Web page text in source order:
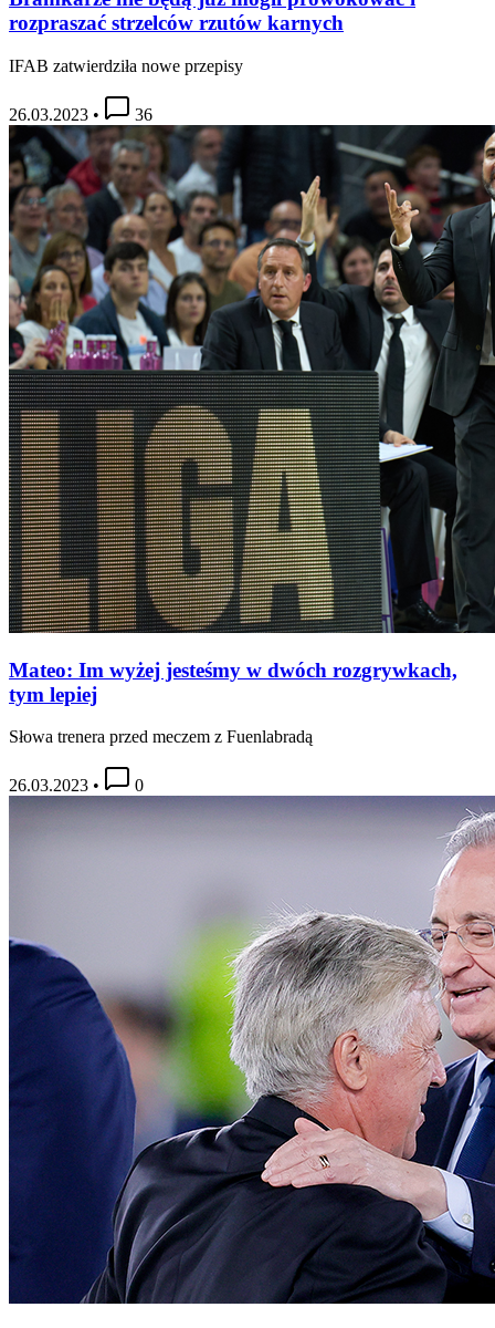
rozpraszać strzelców rzutów karnych
IFAB zatwierdziła nowe przepisy
26.03.2023 • 36
Mateo: Im wyżej jesteśmy w dwóch rozgrywkach,
tym lepiej
Słowa trenera przed meczem z Fuenlabradą
26.03.2023 • 0